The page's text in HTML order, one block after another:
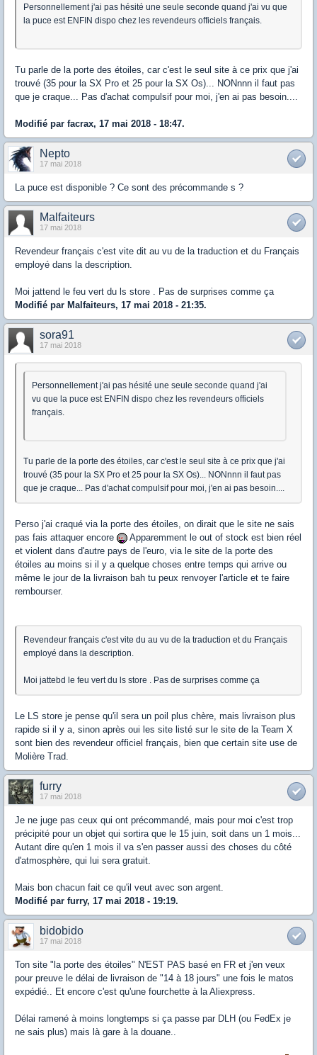
Personnellement j'ai pas hésité une seule seconde quand j'ai vu que
la puce est ENFIN dispo chez les revendeurs officiels français.
Tu parle de la porte des étoiles, car c'est le seul site à ce prix que j'ai
trouvé (35 pour la SX Pro et 25 pour la SX Os)... NONnnn il faut pas
que je craque... Pas d'achat compulsif pour moi, j'en ai pas besoin....
Modifié par facrax, 17 mai 2018 - 18:47.
Nepto
17 mai 2018
La puce est disponible ? Ce sont des précommande s ?
Malfaiteurs
17 mai 2018
Revendeur français c'est vite dit au vu de la traduction et du Français
employé dans la description.
Moi jattend le feu vert du ls store . Pas de surprises comme ça
Modifié par Malfaiteurs, 17 mai 2018 - 21:35.
sora91
17 mai 2018
Personnellement j'ai pas hésité une seule seconde quand j'ai
vu que la puce est ENFIN dispo chez les revendeurs officiels
français.
Tu parle de la porte des étoiles, car c'est le seul site à ce prix que j'ai
trouvé (35 pour la SX Pro et 25 pour la SX Os)... NONnnn il faut pas
que je craque... Pas d'achat compulsif pour moi, j'en ai pas besoin....
Perso j'ai craqué via la porte des étoiles, on dirait que le site ne sais
pas fais attaquer encore
Apparemment le out of stock est bien réel
et violent dans d'autre pays de l'euro, via le site de la porte des
étoiles au moins si il y a quelque choses entre temps qui arrive ou
même le jour de la livraison bah tu peux renvoyer l'article et te faire
rembourser.
Revendeur français c'est vite du au vu de la traduction et du Français
employé dans la description.
Moi jattebd le feu vert du ls store . Pas de surprises comme ça
Le LS store je pense qu'il sera un poil plus chère, mais livraison plus
rapide si il y a, sinon après oui les site listé sur le site de la Team X
sont bien des revendeur officiel français, bien que certain site use de
Molière Trad.
furry
17 mai 2018
Je ne juge pas ceux qui ont précommandé, mais pour moi c'est trop
précipité pour un objet qui sortira que le 15 juin, soit dans un 1 mois...
Autant dire qu'en 1 mois il va s'en passer aussi des choses du côté
d'atmosphère, qui lui sera gratuit.
Mais bon chacun fait ce qu'il veut avec son argent.
Modifié par furry, 17 mai 2018 - 19:19.
bidobido
17 mai 2018
Ton site "la porte des étoiles" N'EST PAS basé en FR et j'en veux
pour preuve le délai de livraison de "14 à 18 jours" une fois le matos
expédié.. Et encore c'est qu'une fourchette à la Aliexpress.
Délai ramené à moins longtemps si ça passe par DLH (ou FedEx je
ne sais plus) mais là gare à la douane..